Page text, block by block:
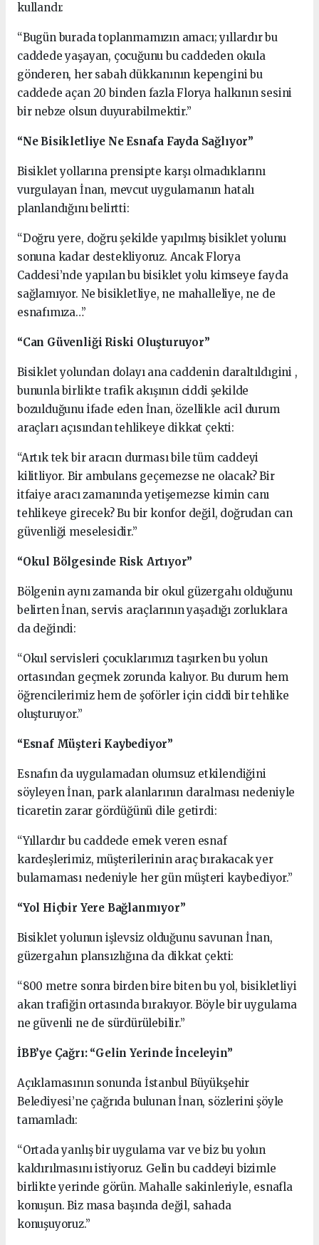
kullandı:
“Bugün burada toplanmamızın amacı; yıllardır bu
caddede yaşayan, çocuğunu bu caddeden okula
gönderen, her sabah dükkanının kepengini bu
caddede açan 20 binden fazla Florya halkının sesini
bir nebze olsun duyurabilmektir.”
“Ne Bisikletliye Ne Esnafa Fayda Sağlıyor”
Bisiklet yollarına prensipte karşı olmadıklarını
vurgulayan İnan, mevcut uygulamanın hatalı
planlandığını belirtti:
“Doğru yere, doğru şekilde yapılmış bisiklet yolunu
sonuna kadar destekliyoruz. Ancak Florya
Caddesi’nde yapılan bu bisiklet yolu kimseye fayda
sağlamıyor. Ne bisikletliye, ne mahalleliye, ne de
esnafımıza…”
“Can Güvenliği Riski Oluşturuyor”
Bisiklet yolundan dolayı ana caddenin daraltıldıgini ,
bununla birlikte trafik akışının ciddi şekilde
bozulduğunu ifade eden İnan, özellikle acil durum
araçları açısından tehlikeye dikkat çekti:
“Artık tek bir aracın durması bile tüm caddeyi
kilitliyor. Bir ambulans geçemezse ne olacak? Bir
itfaiye aracı zamanında yetişemezse kimin canı
tehlikeye girecek? Bu bir konfor değil, doğrudan can
güvenliği meselesidir.”
“Okul Bölgesinde Risk Artıyor”
Bölgenin aynı zamanda bir okul güzergahı olduğunu
belirten İnan, servis araçlarının yaşadığı zorluklara
da değindi:
“Okul servisleri çocuklarımızı taşırken bu yolun
ortasından geçmek zorunda kalıyor. Bu durum hem
öğrencilerimiz hem de şoförler için ciddi bir tehlike
oluşturuyor.”
“Esnaf Müşteri Kaybediyor”
Esnafın da uygulamadan olumsuz etkilendiğini
söyleyen İnan, park alanlarının daralması nedeniyle
ticaretin zarar gördüğünü dile getirdi:
“Yıllardır bu caddede emek veren esnaf
kardeşlerimiz, müşterilerinin araç bırakacak yer
bulamaması nedeniyle her gün müşteri kaybediyor.”
“Yol Hiçbir Yere Bağlanmıyor”
Bisiklet yolunun işlevsiz olduğunu savunan İnan,
güzergahın plansızlığına da dikkat çekti:
“800 metre sonra birden bire biten bu yol, bisikletliyi
akan trafiğin ortasında bırakıyor. Böyle bir uygulama
ne güvenli ne de sürdürülebilir.”
İBB’ye Çağrı: “Gelin Yerinde İnceleyin”
Açıklamasının sonunda İstanbul Büyükşehir
Belediyesi’ne çağrıda bulunan İnan, sözlerini şöyle
tamamladı:
“Ortada yanlış bir uygulama var ve biz bu yolun
kaldırılmasını istiyoruz. Gelin bu caddeyi bizimle
birlikte yerinde görün. Mahalle sakinleriyle, esnafla
konuşun. Biz masa başında değil, sahada
konuşuyoruz.”